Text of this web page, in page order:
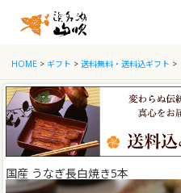
HOME > ギフト > 送料無料・送料込ギフト >
国産 うなぎ長白焼き5本